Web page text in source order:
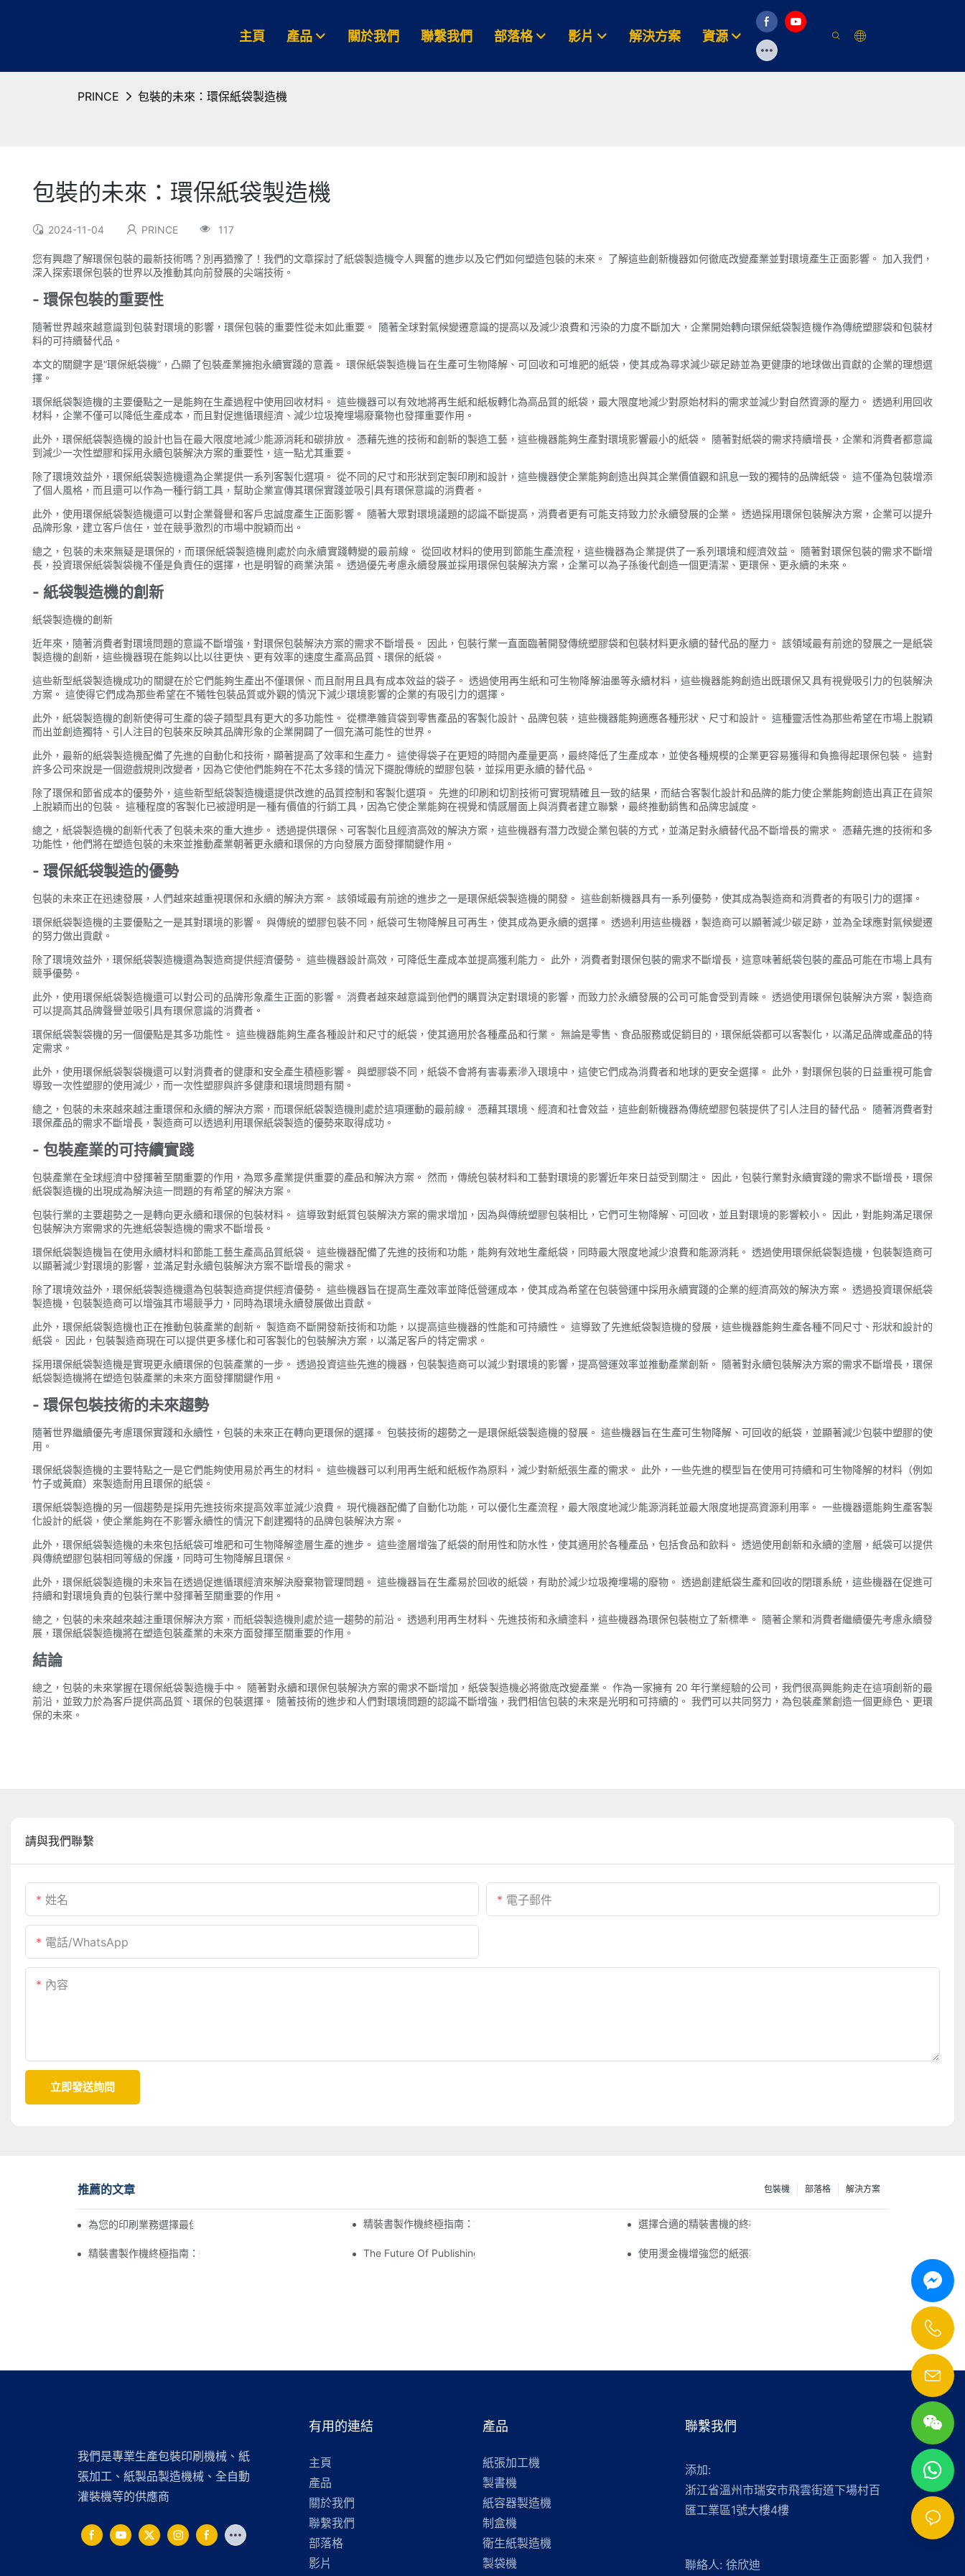
主頁 產品 關於我們 聯繫我們 部落格 影片 解決方案 資源
PRINCE 包裝的未來：環保紙袋製造機
包裝的未來：環保紙袋製造機
2024-11-04 PRINCE 117
您有興趣了解環保包裝的最新技術嗎？別再猶豫了！我們的文章探討了紙袋製造機令人興奮的進步以及它們如何塑造包裝的未來。 了解這些創新機器如何徹底改變產業並對環境產生正面影響。 加入我們，
深入探索環保包裝的世界以及推動其向前發展的尖端技術。
- 環保包裝的重要性
隨著世界越來越意識到包裝對環境的影響，環保包裝的重要性從未如此重要。 隨著全球對氣候變遷意識的提高以及減少浪費和污染的力度不斷加大，企業開始轉向環保紙袋製造機作為傳統塑膠袋和包裝材
料的可持續替代品。
本文的關鍵字是“環保紙袋機”，凸顯了包裝產業擁抱永續實踐的意義。 環保紙袋製造機旨在生產可生物降解、可回收和可堆肥的紙袋，使其成為尋求減少碳足跡並為更健康的地球做出貢獻的企業的理想選
擇。
環保紙袋製造機的主要優點之一是能夠在生產過程中使用回收材料。 這些機器可以有效地將再生紙和紙板轉化為高品質的紙袋，最大限度地減少對原始材料的需求並減少對自然資源的壓力。 透過利用回收
材料，企業不僅可以降低生產成本，而且對促進循環經濟、減少垃圾掩埋場廢棄物也發揮重要作用。
此外，環保紙袋製造機的設計也旨在最大限度地減少能源消耗和碳排放。 憑藉先進的技術和創新的製造工藝，這些機器能夠生產對環境影響最小的紙袋。 隨著對紙袋的需求持續增長，企業和消費者都意識
到減少一次性塑膠和採用永續包裝解決方案的重要性，這一點尤其重要。
除了環境效益外，環保紙袋製造機還為企業提供一系列客製化選項。 從不同的尺寸和形狀到定製印刷和設計，這些機器使企業能夠創造出與其企業價值觀和訊息一致的獨特的品牌紙袋。 這不僅為包裝增添
了個人風格，而且還可以作為一種行銷工具，幫助企業宣傳其環保實踐並吸引具有環保意識的消費者。
此外，使用環保紙袋製造機還可以對企業聲譽和客戶忠誠度產生正面影響。 隨著大眾對環境議題的認識不斷提高，消費者更有可能支持致力於永續發展的企業。 透過採用環保包裝解決方案，企業可以提升
品牌形象，建立客戶信任，並在競爭激烈的市場中脫穎而出。
總之，包裝的未來無疑是環保的，而環保紙袋製造機則處於向永續實踐轉變的最前線。 從回收材料的使用到節能生產流程，這些機器為企業提供了一系列環境和經濟效益。 隨著對環保包裝的需求不斷增
長，投資環保紙袋製袋機不僅是負責任的選擇，也是明智的商業決策。 透過優先考慮永續發展並採用環保包裝解決方案，企業可以為子孫後代創造一個更清潔、更環保、更永續的未來。
- 紙袋製造機的創新
紙袋製造機的創新
近年來，隨著消費者對環境問題的意識不斷增強，對環保包裝解決方案的需求不斷增長。 因此，包裝行業一直面臨著開發傳統塑膠袋和包裝材料更永續的替代品的壓力。 該領域最有前途的發展之一是紙袋
製造機的創新，這些機器現在能夠以比以往更快、更有效率的速度生產高品質、環保的紙袋。
這些新型紙袋製造機成功的關鍵在於它們能夠生產出不僅環保、而且耐用且具有成本效益的袋子。 透過使用再生紙和可生物降解油墨等永續材料，這些機器能夠創造出既環保又具有視覺吸引力的包裝解決
方案。 這使得它們成為那些希望在不犧牲包裝品質或外觀的情況下減少環境影響的企業的有吸引力的選擇。
此外，紙袋製造機的創新使得可生產的袋子類型具有更大的多功能性。 從標準雜貨袋到零售產品的客製化設計、品牌包裝，這些機器能夠適應各種形狀、尺寸和設計。 這種靈活性為那些希望在市場上脫穎
而出並創造獨特、引人注目的包裝來反映其品牌形象的企業開闢了一個充滿可能性的世界。
此外，最新的紙袋製造機配備了先進的自動化和技術，顯著提高了效率和生產力。 這使得袋子在更短的時間內產量更高，最終降低了生產成本，並使各種規模的企業更容易獲得和負擔得起環保包裝。 這對
許多公司來說是一個遊戲規則改變者，因為它使他們能夠在不花太多錢的情況下擺脫傳統的塑膠包裝，並採用更永續的替代品。
除了環保和節省成本的優勢外，這些新型紙袋製造機還提供改進的品質控制和客製化選項。 先進的印刷和切割技術可實現精確且一致的結果，而結合客製化設計和品牌的能力使企業能夠創造出真正在貨架
上脫穎而出的包裝。 這種程度的客製化已被證明是一種有價值的行銷工具，因為它使企業能夠在視覺和情感層面上與消費者建立聯繫，最終推動銷售和品牌忠誠度。
總之，紙袋製造機的創新代表了包裝未來的重大進步。 透過提供環保、可客製化且經濟高效的解決方案，這些機器有潛力改變企業包裝的方式，並滿足對永續替代品不斷增長的需求。 憑藉先進的技術和多
功能性，他們將在塑造包裝的未來並推動產業朝著更永續和環保的方向發展方面發揮關鍵作用。
- 環保紙袋製造的優勢
包裝的未來正在迅速發展，人們越來越重視環保和永續的解決方案。 該領域最有前途的進步之一是環保紙袋製造機的開發。 這些創新機器具有一系列優勢，使其成為製造商和消費者的有吸引力的選擇。
環保紙袋製造機的主要優點之一是其對環境的影響。 與傳統的塑膠包裝不同，紙袋可生物降解且可再生，使其成為更永續的選擇。 透過利用這些機器，製造商可以顯著減少碳足跡，並為全球應對氣候變遷
的努力做出貢獻。
除了環境效益外，環保紙袋製造機還為製造商提供經濟優勢。 這些機器設計高效，可降低生產成本並提高獲利能力。 此外，消費者對環保包裝的需求不斷增長，這意味著紙袋包裝的產品可能在市場上具有
競爭優勢。
此外，使用環保紙袋製造機還可以對公司的品牌形象產生正面的影響。 消費者越來越意識到他們的購買決定對環境的影響，而致力於永續發展的公司可能會受到青睞。 透過使用環保包裝解決方案，製造商
可以提高其品牌聲譽並吸引具有環保意識的消費者。
環保紙袋製袋機的另一個優點是其多功能性。 這些機器能夠生產各種設計和尺寸的紙袋，使其適用於各種產品和行業。 無論是零售、食品服務或促銷目的，環保紙袋都可以客製化，以滿足品牌或產品的特
定需求。
此外，使用環保紙袋製袋機還可以對消費者的健康和安全產生積極影響。 與塑膠袋不同，紙袋不會將有害毒素滲入環境中，這使它們成為消費者和地球的更安全選擇。 此外，對環保包裝的日益重視可能會
導致一次性塑膠的使用減少，而一次性塑膠與許多健康和環境問題有關。
總之，包裝的未來越來越注重環保和永續的解決方案，而環保紙袋製造機則處於這項運動的最前線。 憑藉其環境、經濟和社會效益，這些創新機器為傳統塑膠包裝提供了引人注目的替代品。 隨著消費者對
環保產品的需求不斷增長，製造商可以透過利用環保紙袋製造的優勢來取得成功。
- 包裝產業的可持續實踐
包裝產業在全球經濟中發揮著至關重要的作用，為眾多產業提供重要的產品和解決方案。 然而，傳統包裝材料和工藝對環境的影響近年來日益受到關注。 因此，包裝行業對永續實踐的需求不斷增長，環保
紙袋製造機的出現成為解決這一問題的有希望的解決方案。
包裝行業的主要趨勢之一是轉向更永續和環保的包裝材料。 這導致對紙質包裝解決方案的需求增加，因為與傳統塑膠包裝相比，它們可生物降解、可回收，並且對環境的影響較小。 因此，對能夠滿足環保
包裝解決方案需求的先進紙袋製造機的需求不斷增長。
環保紙袋製造機旨在使用永續材料和節能工藝生產高品質紙袋。 這些機器配備了先進的技術和功能，能夠有效地生產紙袋，同時最大限度地減少浪費和能源消耗。 透過使用環保紙袋製造機，包裝製造商可
以顯著減少對環境的影響，並滿足對永續包裝解決方案不斷增長的需求。
除了環境效益外，環保紙袋製造機還為包裝製造商提供經濟優勢。 這些機器旨在提高生產效率並降低營運成本，使其成為希望在包裝營運中採用永續實踐的企業的經濟高效的解決方案。 透過投資環保紙袋
製造機，包裝製造商可以增強其市場競爭力，同時為環境永續發展做出貢獻。
此外，環保紙袋製造機也正在推動包裝產業的創新。 製造商不斷開發新技術和功能，以提高這些機器的性能和可持續性。 這導致了先進紙袋製造機的發展，這些機器能夠生產各種不同尺寸、形狀和設計的
紙袋。 因此，包裝製造商現在可以提供更多樣化和可客製化的包裝解決方案，以滿足客戶的特定需求。
採用環保紙袋製造機是實現更永續環保的包裝產業的一步。 透過投資這些先進的機器，包裝製造商可以減少對環境的影響，提高營運效率並推動產業創新。 隨著對永續包裝解決方案的需求不斷增長，環保
紙袋製造機將在塑造包裝產業的未來方面發揮關鍵作用。
- 環保包裝技術的未來趨勢
隨著世界繼續優先考慮環保實踐和永續性，包裝的未來正在轉向更環保的選擇。 包裝技術的趨勢之一是環保紙袋製造機的發展。 這些機器旨在生產可生物降解、可回收的紙袋，並顯著減少包裝中塑膠的使
用。
環保紙袋製造機的主要特點之一是它們能夠使用易於再生的材料。 這些機器可以利用再生紙和紙板作為原料，減少對新紙張生產的需求。 此外，一些先進的模型旨在使用可持續和可生物降解的材料（例如
竹子或黃麻）來製造耐用且環保的紙袋。
環保紙袋製造機的另一個趨勢是採用先進技術來提高效率並減少浪費。 現代機器配備了自動化功能，可以優化生產流程，最大限度地減少能源消耗並最大限度地提高資源利用率。 一些機器還能夠生產客製
化設計的紙袋，使企業能夠在不影響永續性的情況下創建獨特的品牌包裝解決方案。
此外，環保紙袋製造機的未來包括紙袋可堆肥和可生物降解塗層​​生產的進步。 這些塗層增強了紙袋的耐用性和防水性，使其適用於各種產品，包括食品和飲料。 透過使用創新和永續的塗層，紙袋可以提供
與傳統塑膠包裝相同等級的保護，同時可生物降解且環保。
此外，環保紙袋製造機的未來旨在透過促進循環經濟來解決廢棄物管理問題。 這些機器旨在生產易於回收的紙袋，有助於減少垃圾掩埋場的廢物。 透過創建紙袋生產和回收的閉環系統，這些機器在促進可
持續和對環境負責的包裝行業中發揮著至關重要的作用。
總之，包裝的未來越來越注重環保解決方案，而紙袋製造機則處於這一趨勢的前沿。 透過利用再生材料、先進技術和永續塗料，這些機器為環保包裝樹立了新標準。 隨著企業和消費者繼續優先考慮永續發
展，環保紙袋製造機將在塑造包裝產業的未來方面發揮至關重要的作用。
結論
總之，包裝的未來掌握在環保紙袋製造機手中。 隨著對永續和環保包裝解決方案的需求不斷增加，紙袋製造機必將徹底改變產業。 作為一家擁有 20 年行業經驗的公司，我們很高興能夠走在這項創新的最
前沿，並致力於為客戶提供高品質、環保的包裝選擇。 隨著技術的進步和人們對環境問題的認識不斷增強，我們相信包裝的未來是光明和可持續的。 我們可以共同努力，為包裝產業創造一個更綠色、更環
保的未來。
請與我們聯繫
姓名 電子郵件
電話/WhatsApp
內容
立即發送詢問
推薦的文章 解決方案
部落格
包裝機
為您的印刷業務選擇最佳精裝書印刷機的終極指南 精裝書製作機終極指南：您需要了解的一切 選擇合適的精裝書機的終極指南
精裝書製作機終極指南：選擇適合您出版需求的機器 The Future Of Publishing: The Rise Of The Book Making Machine使用燙金機增強您的紙張項目
我們是專業生產包裝印刷機械、紙
張加工、紙製品製造機械、全自動
灌裝機等的供應商
有用的連結
主頁
產品
關於我們
聯繫我們
部落格
影片
產品
紙張加工機
製書機
紙容器製造機
制盒機
衛生紙製造機
製袋機
聯繫我們
添加:
浙江省溫州市瑞安市飛雲街道下場村百
匯工業區1號大樓4樓
聯絡人: 徐欣迪